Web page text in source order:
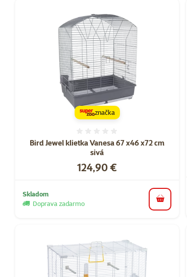
Bird Jewel klietka Vanesa 67 x46 x72 cm
sivá
Cena
124,90 €
značka
Skladom
Doprava zadarmo
do košíka